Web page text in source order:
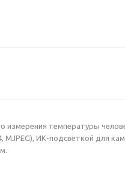
температуры
MJPEG), ИК-подсветкой для